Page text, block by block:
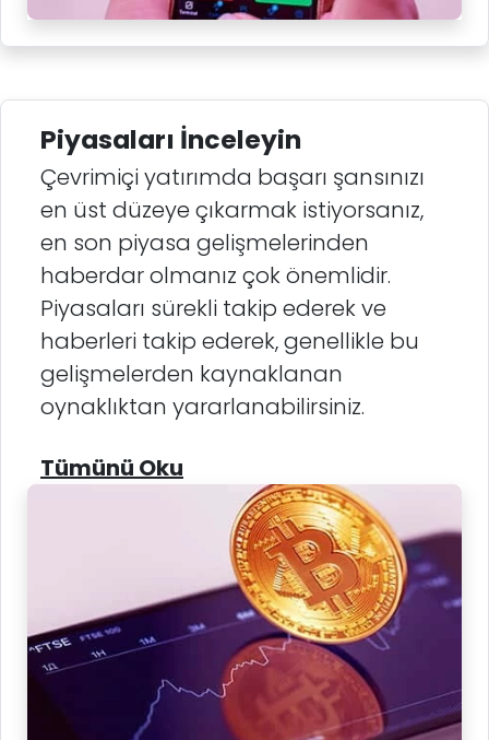
Piyasaları İnceleyin
Çevrimiçi yatırımda başarı şansınızı
en üst düzeye çıkarmak istiyorsanız,
en son piyasa gelişmelerinden
haberdar olmanız çok önemlidir.
Piyasaları sürekli takip ederek ve
haberleri takip ederek, genellikle bu
gelişmelerden kaynaklanan
oynaklıktan yararlanabilirsiniz.
Tümünü Oku